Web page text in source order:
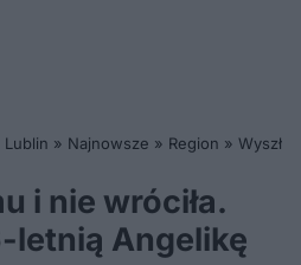
» Najnowsze » Region » Wyszła
i nie wróciła.
letnią Angelikę